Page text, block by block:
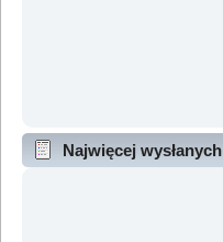
Najwięcej wysłanych